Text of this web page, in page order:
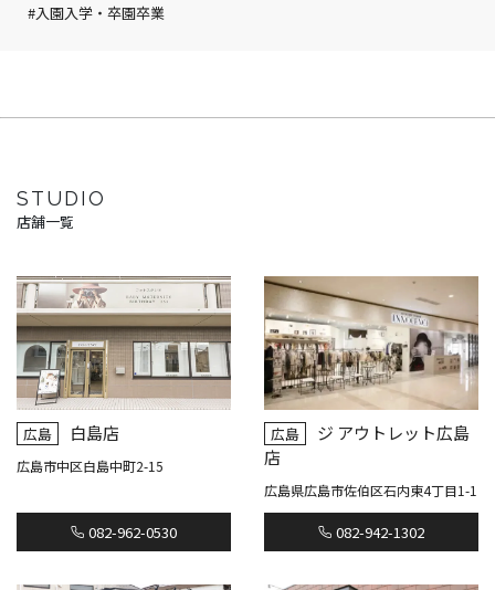
#入園入学・卒園卒業
STUDIO
店舗一覧
広島 白島店
広島市中区白島中町2-15
082-962-0530
広島
ジ アウトレット広島
店
広島県広島市佐伯区石内東4丁目1-1
082-942-1302